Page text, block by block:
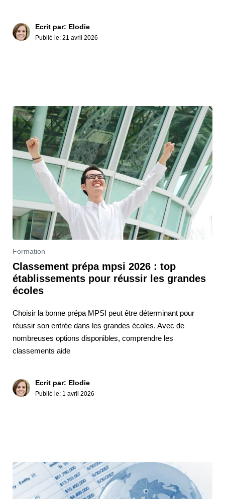
Ecrit par: Elodie
Publié le: 21 avril 2026
Formation
Classement prépa mpsi 2026 : top
établissements pour réussir les grandes
écoles
Choisir la bonne prépa MPSI peut être déterminant pour
réussir son entrée dans les grandes écoles. Avec de
nombreuses options disponibles, comprendre les
classements aide
Ecrit par: Elodie
Publié le: 1 avril 2026